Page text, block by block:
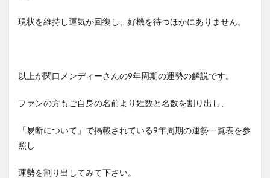
現状を維持し運気が回復し、好機を待つほかにありません。
以上が関口メンディーさんの9年周期の運勢の解説です。
ファンの方もご自身の名前より姓数と名数を割り出し、
「易断について」で掲載されている9年周期の運勢一覧表を参
照し
運勢を割り出してみて下さい。